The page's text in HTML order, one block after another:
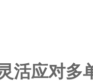
活应对多